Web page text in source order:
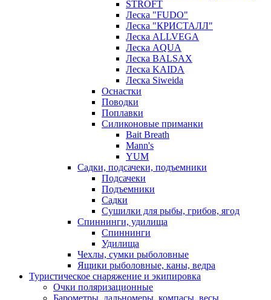
STROFT
Леска "FUDO"
Леска "КРИСТАЛЛ"
Леска ALLVEGA
Леска AQUA
Леска BALSAX
Леска KAIDA
Леска Siweida
Оснастки
Поводки
Поплавки
Силиконовые приманки
Bait Breath
Mann's
YUM
Садки, подсачеки, подъемники
Подсачеки
Подъемники
Садки
Сушилки для рыбы, грибов, ягод
Спиннинги, удилища
Спиннинги
Удилища
Чехлы, сумки рыболовные
Ящики рыболовные, каны, ведра
Туристическое снаряжение и экипировка
Очки поляризационные